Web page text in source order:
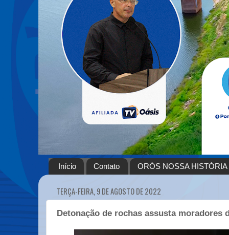
Início Contato ORÓS NOSSA HISTÓRIA
TERÇA-FEIRA, 9 DE AGOSTO DE 2022
Detonação de rochas assusta moradores